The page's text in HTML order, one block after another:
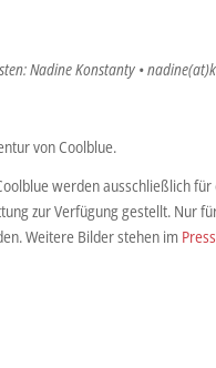
Nadine Konstanty •
von Coolblue.
werden ausschließlich
zur Verfügung gestellt. Nur
Weitere Bilder stehen im